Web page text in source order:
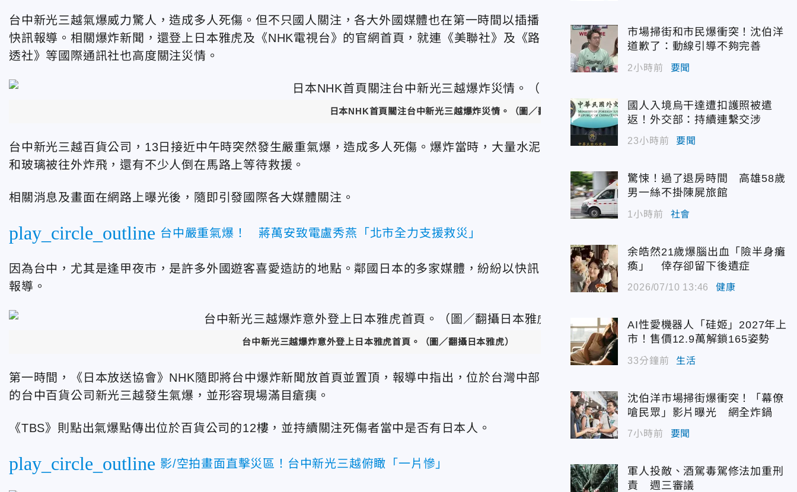
台中新光三越氣爆威力驚人，造成多人死傷。但不只國人關注，各大外國媒體也在第一時間以插播
快訊報導。相關爆炸新聞，還登上日本雅虎及《NHK電視台》的官網首頁，就連《美聯社》及《路
透社》等國際通訊社也高度關注災情。
日本NHK首頁關注台中新光三越爆炸災情。（圖／翻攝NHK官網）
台中新光三越百貨公司，13日接近中午時突然發生嚴重氣爆，造成多人死傷。 爆炸當時，大量水泥
和玻璃被往外炸飛，還有不少人倒在馬路上等待救援。
相關消息及畫面在網路上曝光後，隨即引發國際各大媒體關注。
play_circle_outline 台中嚴重氣爆！ 蔣萬安致電盧秀燕「北市全力支援救災」
因為台中，尤其是逢甲夜市，是許多外國遊客喜愛造訪的地點。 鄰國日本的多家媒體，紛紛以快訊
報導。
台中新光三越爆炸意外登上日本雅虎首頁。（圖／翻攝日本雅虎）
第一時間， 《 日本放送協會》 NHK隨即將台中爆炸新聞放首頁並置頂，報導中指出，位於台灣中部
的台中百貨公司新光三越發生氣爆，並形容現場滿目瘡痍。
《TBS》 則點出氣爆點傳出位於百貨公司的12樓，並持續關注死傷者當中是否有日本人。
play_circle_outline 影/空拍畫面直擊災區！台中新光三越俯瞰「一片慘」
市場掃街和市民爆衝突！沈伯洋
道歉了：動線引導不夠完善
2小時前 要聞
國人入境烏干達遭扣護照被遣
返！外交部：持續連繫交涉
23小時前 要聞
驚悚！過了退房時間 高雄58歲
男一絲不掛陳屍旅館
1小時前 社會
余皓然21歲爆腦出血「險半身癱
瘓」 倖存卻留下後遺症
2026/07/10 13:46 健康
AI性愛機器人「硅姬」2027年上
市！售價12.9萬解鎖165姿勢
33分鐘前 生活
沈伯洋市場掃街爆衝突！「幕僚
嗆民眾」影片曝光 網全炸鍋
7小時前 要聞
軍人投敵、酒駕毒駕修法加重刑
責 週三審議